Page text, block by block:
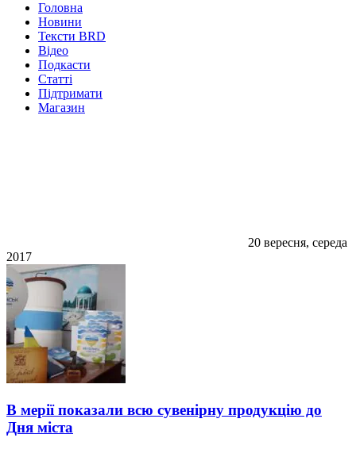
Головна
Новини
Тексти BRD
Відео
Подкасти
Статті
Підтримати
Магазин
20 вересня, середа
2017
В мерії показали всю сувенірну продукцію до
Дня міста